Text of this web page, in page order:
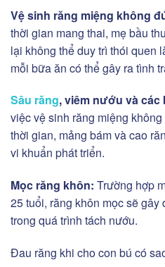
Vệ sinh răng miệng không
thời gian mang thai, mẹ bầu
lại không thể duy trì thói quen
mỗi bữa ăn có thể gây ra tình
Sâu răng, viêm nướu và các
việc vệ sinh răng miệng
thời gian, mảng bám và cao
vi khuẩn phát triển.
Mọc răng khôn: Trường hợp
25 tuổi, răng khôn mọc sẽ
trong quá trình tách nướu.
Đau răng khi cho con bú có